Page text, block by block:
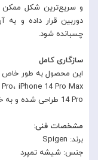
و سریع‌ترین شکل ممکن
دوربین قرار داده و
چسبانده شود.
سازگاری کامل
14 Pro طراحی شده و به خوبی با کاورهای اسپیگن نیز سازگار است.
مشخصات فنی:
برند: Spigen
جنس: شیشه تمپرد